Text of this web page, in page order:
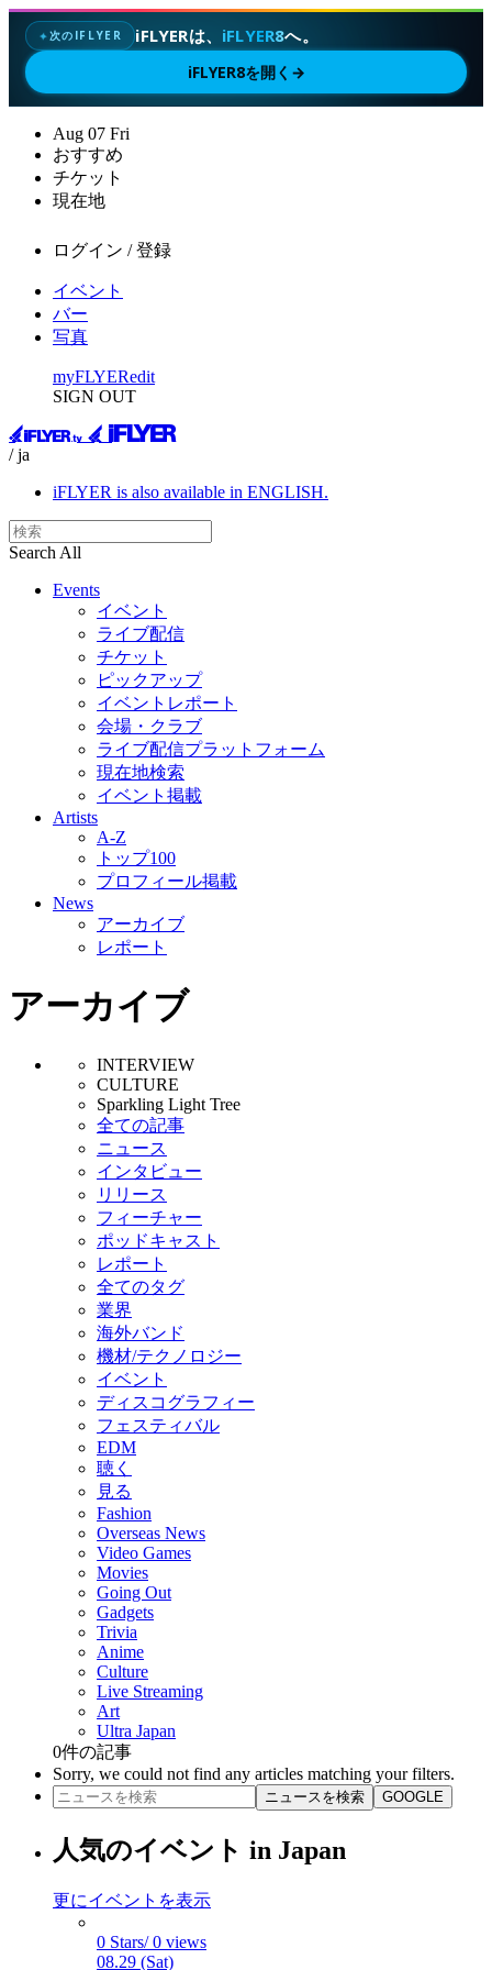
✦次のIFLYER iFLYERは、 iFLYER8へ。
iFLYER8を開く →
Aug 07 Fri
おすすめ
チケット
現在地
ログイン / 登録
イベント
バー
写真
myFLYERedit
SIGN OUT
/ ja
iFLYER is also available in ENGLISH.
Search All
Events
イベント
ライブ配信
チケット
ピックアップ
イベントレポート
会場・クラブ
ライブ配信プラットフォーム
現在地検索
イベント掲載
Artists
A-Z
トップ100
プロフィール掲載
News
アーカイブ
レポート
アーカイブ
INTERVIEW
CULTURE
Sparkling Light Tree
全ての記事
ニュース
インタビュー
リリース
フィーチャー
ポッドキャスト
レポート
全てのタグ
業界
海外バンド
機材/テクノロジー
イベント
ディスコグラフィー
フェスティバル
EDM
聴く
見る
Fashion
Overseas News
Video Games
Movies
Going Out
Gadgets
Trivia
Anime
Culture
Live Streaming
Art
Ultra Japan
0件の記事
Sorry, we could not find any articles matching your filters.
ニュースを検索 GOOGLE
人気のイベント in Japan
更にイベントを表示
0 Stars/ 0 views
08.29 (Sat)